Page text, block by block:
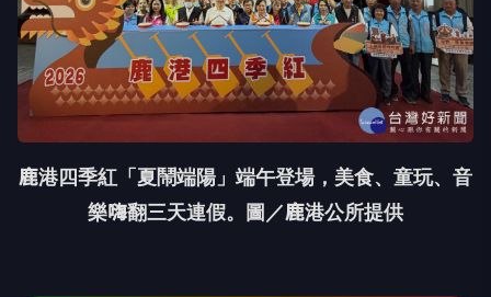
鹿港四季紅「夏鬧端陽」端午登場，美食、童玩、音
樂嗨翻三天連假。圖／鹿港公所提供